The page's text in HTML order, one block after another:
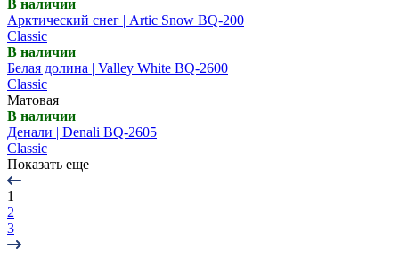
В наличии
Арктический снег | Artic Snow BQ-200
Classic
В наличии
Белая долина | Valley White BQ-2600
Classic
Матовая
В наличии
Денали | Denali BQ-2605
Classic
Показать еще
1
2
3